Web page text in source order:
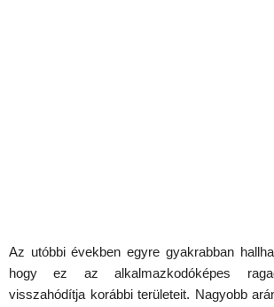
Az utóbbi években egyre gyakrabban
hogy ez az alkalmazkodóképes
visszahódítja korábbi területeit. Nagyobb